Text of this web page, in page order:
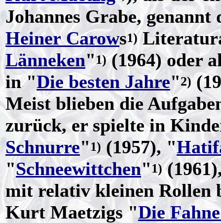
Johannes Grabe,
Heiner Carows1)
Länneken"1)(1964) oder
in "Die besten Jahre"2)
Meist blieben die
zurück, er spielte in
Schnurre"1)(1957), "
"Schneewittchen"1)
mit relativ kleinen Rollen
Kurt Maetzigs "Die